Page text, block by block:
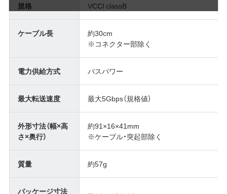
規格 VCCI classB
ケーブル長
約30cm
※コネクター部除く
電力供給方式 バスパワー
最大転送速度 最大5Gbps（規格値）
外形寸法（幅×高
さ×奥行）
約91×16×41mm
※ケーブル・突起部除く
質量 約57g
パッケージ寸法